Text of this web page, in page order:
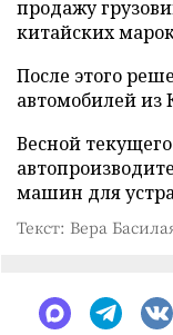
продажу
китайских
После этого
автомобилей из
Весной
машин для
Текст: Вера